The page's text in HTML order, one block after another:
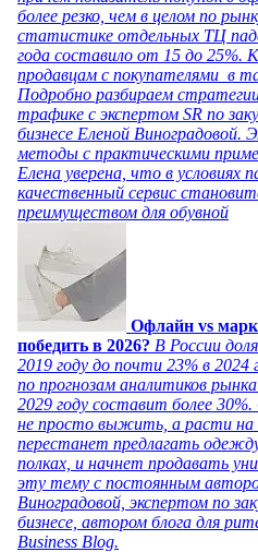
более резко, чем в целом по
статистике отдельных ТЦ
года составило от 15 до
продавцам с покупателями в
Подробно разбираем
трафике с экспертом SR по
бизнесе Еленой Виноградовой.
методы с практическими
Елена уверена, что в условиях
качественный сервис
преимуществом для обувной
Офлайн vs
победить в 2026? В России
2019 году до почти 23% в
по прогнозам аналитиков
2029 году составит более
не просто выжить, а расти на
перестанет предлагать
полках, и начнет продавать
эту тему с постоянным
Виноградовой, экспертом по
бизнесе, автором блога для
Business Blog.